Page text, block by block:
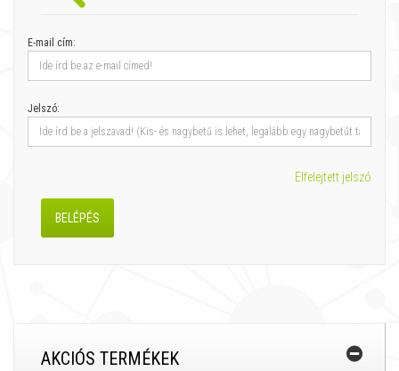
E-mail cím:
Jelszó:
Elfelejtett jelszó
AKCIÓS TERMÉKEK